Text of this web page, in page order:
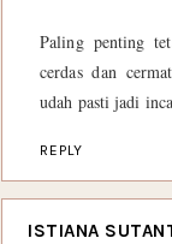
Paling penting
cerdas dan
udah pasti jadi
REPLY
ISTIANA